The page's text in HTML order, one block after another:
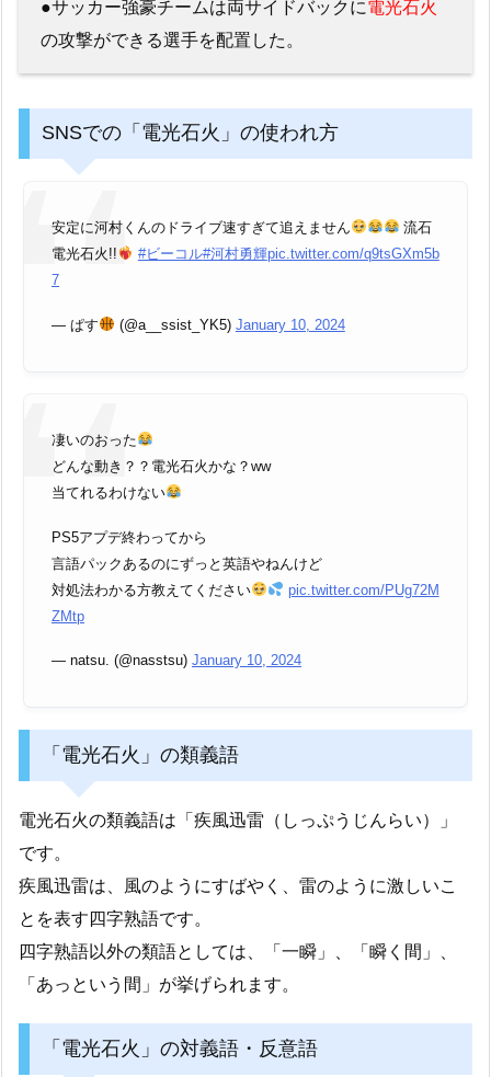
●サッカー強豪チームは両サイドバックに電光石火
の攻撃ができる選手を配置した。
SNSでの「電光石火」の使われ方
安定に河村くんのドライブ速すぎて追えません
流石
電光石火!!
#ビーコル#河村勇輝pic.twitter.com/q9tsGXm5b
7
— ぱす (@a__ssist_YK5) January 10, 2024
凄いのおった
どんな動き？？電光石火かな？ww
当てれるわけない
PS5アプデ終わってから
言語パックあるのにずっと英語やねんけど
対処法わかる方教えてください
pic.twitter.com/PUg72M
ZMtp
— natsu. (@nasstsu) January 10, 2024
「電光石火」の類義語
電光石火の類義語は「疾風迅雷（しっぷうじんらい）」
です。
疾風迅雷は、風のようにすばやく、雷のように激しいこ
とを表す四字熟語です。
四字熟語以外の類語としては、「一瞬」、「瞬く間」、
「あっという間」が挙げられます。
「電光石火」の対義語・反意語